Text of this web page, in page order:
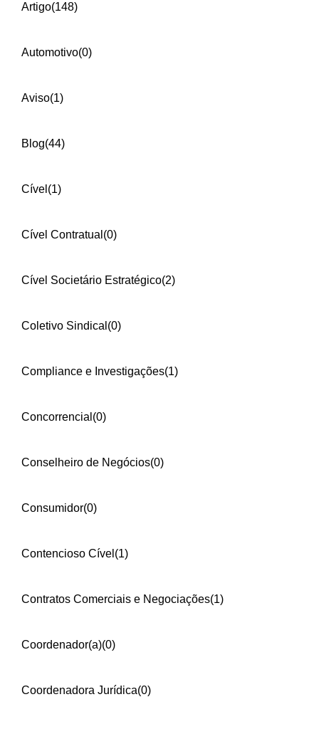
Artigo(148)
Automotivo(0)
Aviso(1)
Blog(44)
Cível (1)
Cível Contratual (0)
Cível Societário Estratégico(2)
Coletivo Sindical (0)
Compliance e Investigações(1)
Concorrencial (0)
Conselheiro de Negócios(0)
Consumidor(0)
Contencioso Cível (1)
Contratos Comerciais e Negociações(1)
Coordenador(a)(0)
Coordenadora Jurídica(0)